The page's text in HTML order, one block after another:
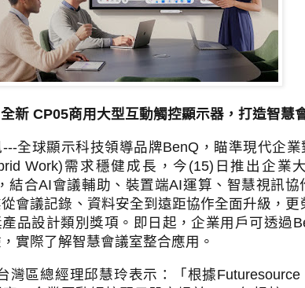
新 CP05商用大型互動觸控顯示器，打造智慧
---全球顯示科技領導品牌BenQ ，瞄準現代企業
Work) 需求穩健成長，今 (15) 日推出企業
，結合AI會議輔助、裝置端AI運算、智慧視訊協
會議記錄、資料安全到遠距協作全面升級，更
品設計類別獎項。即日起，企業用戶可透過
實際了解智慧會議室整合應用。
灣區總經理邱慧玲表示：「根據Futuresource